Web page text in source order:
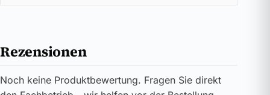
Rezensionen
Noch keine Produktbewertung. Fragen Sie direkt